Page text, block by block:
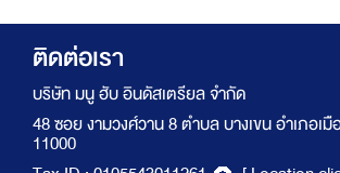
ติดต่อเรา
บริษัท มนู ฮับ อินดัสเตรียล จำกัด
48 ซอย งามวงศ์วาน 8 ตำบล บางเขน อำเภอเ
11000